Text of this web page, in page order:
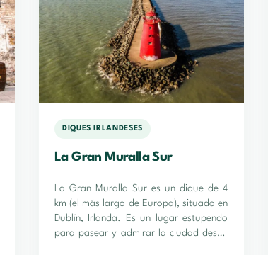
DIQUES IRLANDESES
La Gran Muralla Sur
La Gran Muralla Sur es un dique de 4
km (el más largo de Europa), situado en
Dublín, Irlanda. Es un lugar estupendo
para pasear y admirar la ciudad desde